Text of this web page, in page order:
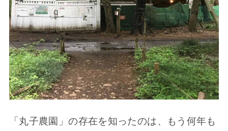
「丸子農園」の存在を知ったのは、もう何年も